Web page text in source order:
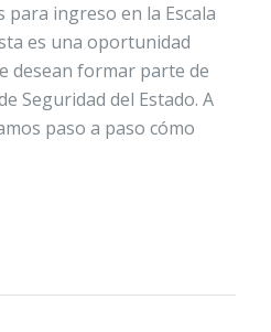
para ingreso en la Escala
es una oportunidad
desean formar parte de
Seguridad del Estado. A
paso a paso cómo